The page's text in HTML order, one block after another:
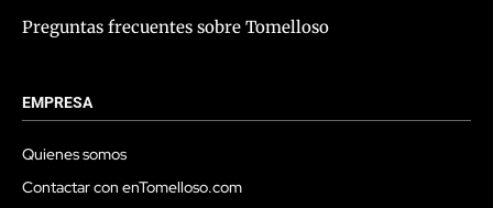
Preguntas frecuentes sobre Tomelloso
EMPRESA
Quienes somos
Contactar con enTomelloso.com